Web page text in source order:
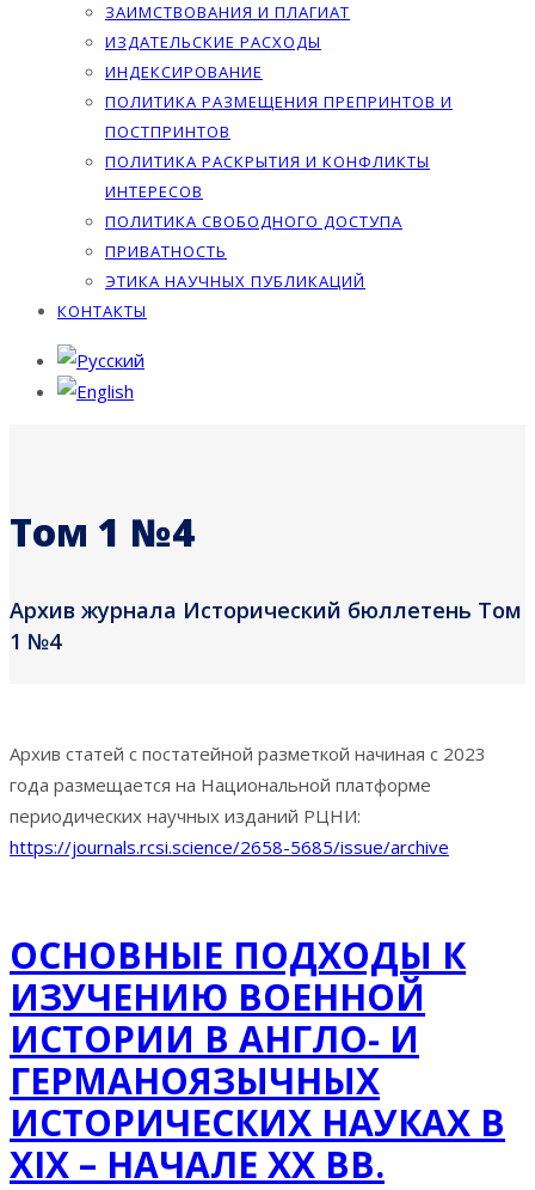
ЗАИМСТВОВАНИЯ И ПЛАГИАТ
ИЗДАТЕЛЬСКИЕ РАСХОДЫ
ИНДЕКСИРОВАНИЕ
ПОЛИТИКА РАЗМЕЩЕНИЯ ПРЕПРИНТОВ И
ПОСТПРИНТОВ
ПОЛИТИКА РАСКРЫТИЯ И КОНФЛИКТЫ
ИНТЕРЕСОВ
ПОЛИТИКА СВОБОДНОГО ДОСТУПА
ПРИВАТНОСТЬ
ЭТИКА НАУЧНЫХ ПУБЛИКАЦИЙ
КОНТАКТЫ
Том 1 №4
Архив журнала Исторический бюллетень Том
1 №4
Архив статей с постатейной разметкой начиная с 2023
года размещается на Национальной платформе
периодических научных изданий РЦНИ:
https://journals.rcsi.science/2658-5685/issue/archive
ОСНОВНЫЕ ПОДХОДЫ К
ИЗУЧЕНИЮ ВОЕННОЙ
ИСТОРИИ В АНГЛО- И
ГЕРМАНОЯЗЫЧНЫХ
ИСТОРИЧЕСКИХ НАУКАХ В
XIX – НАЧАЛЕ XX ВВ.